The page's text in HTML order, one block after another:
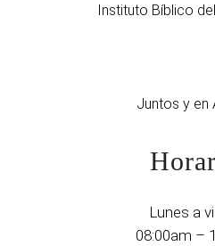
Instituto Bíblico
Juntos y en
Lunes a
08:00am –